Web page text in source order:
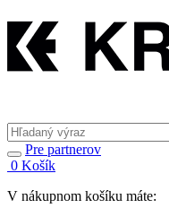
Pre partnerov
0 Košík
V nákupnom košíku máte: